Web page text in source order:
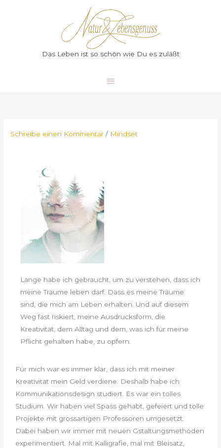
Das Leben ist so schön wie Du es zuläßt
Hauptmenü
Schreibe einen Kommentar / Mindset
Lange habe ich gebraucht, um zu verstehen, dass ich
meine Träume leben darf. Dass es meine Träume
sind, die mich am Leben erhalten. Und auf diesem
Weg fast riskiert, meine Ausdrucksform, die
Kreativität, dem Alltag und dem, was ich für meine
Pflicht gehalten habe, zu opfern.
Für mich war es immer klar, dass ich mit meiner
Kreativität mein Geld verdiene. Deshalb habe ich
Kommunikationsdesign studiert. Es war ein tolles
Studium. Wir haben viel Spass gehabt, gefeiert und tolle
Projekte mit grossartigen Professoren umgesetzt.
Dabei haben wir immer mit neuen Gstaltungsmethoden
experimentiert. Mal mit Kalligrafie, mal mit Bleisatz,